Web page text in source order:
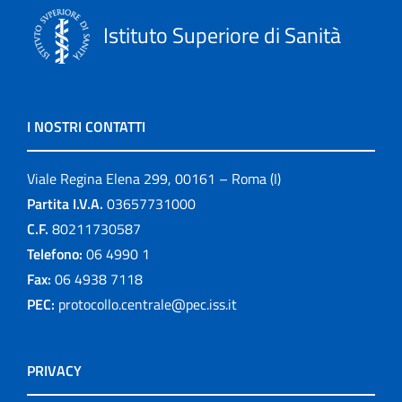
Istituto Superiore di Sanità
I NOSTRI CONTATTI
Viale Regina Elena 299, 00161 – Roma (I)
Partita I.V.A. 03657731000
C.F. 80211730587
Telefono: 06 4990 1
Fax: 06 4938 7118
PEC: protocollo.centrale@pec.iss.it
PRIVACY